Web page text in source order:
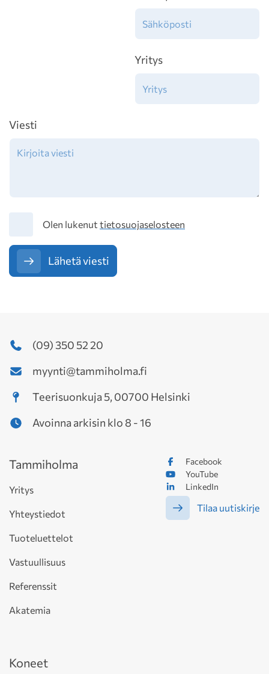
Yritys
Viesti
TietosuojaOlen lukenut tietosuojaselosteen
Lähetä viesti
(09) 350 52 20
myynti@tammiholma.fi
Teerisuonkuja 5, 00700 Helsinki
Avoinna arkisin klo 8 - 16
Facebook
YouTube
LinkedIn
Tilaa uutiskirje
Tammiholma
Yritys
Yhteystiedot
Tuoteluettelot
Vastuullisuus
Referenssit
Akatemia
Koneet